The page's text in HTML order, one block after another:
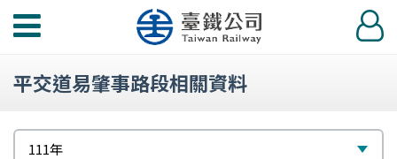
功
選
登
入
平交道易肇事路段相關資料
111年